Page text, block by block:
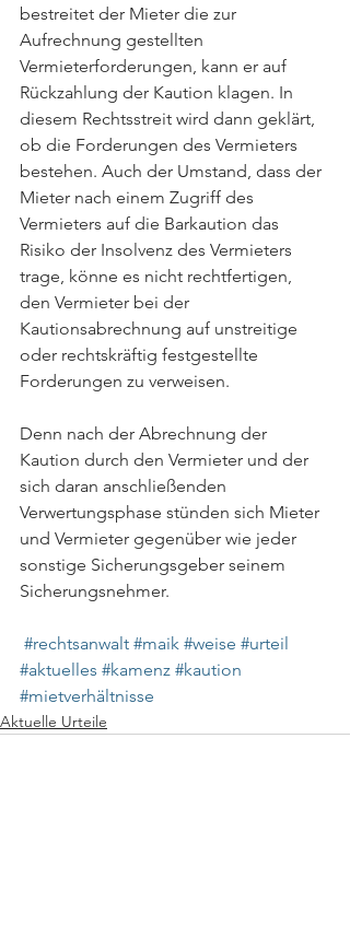
bestreitet der Mieter die zur
Aufrechnung gestellten
Vermieterforderungen, kann er auf
Rückzahlung der Kaution klagen. In
diesem Rechtsstreit wird dann geklärt,
ob die Forderungen des Vermieters
bestehen. Auch der Umstand, dass der
Mieter nach einem Zugriff des
Vermieters auf die Barkaution das
Risiko der Insolvenz des Vermieters
trage, könne es nicht rechtfertigen,
den Vermieter bei der
Kautionsabrechnung auf unstreitige
oder rechtskräftig festgestellte
Forderungen zu verweisen.
Denn nach der Abrechnung der
Kaution durch den Vermieter und der
sich daran anschließenden
Verwertungsphase stünden sich Mieter
und Vermieter gegenüber wie jeder
sonstige Sicherungsgeber seinem
Sicherungsnehmer.
#rechtsanwalt #maik #weise #urteil
#aktuelles #kamenz #kaution
#mietverhältnisse
Aktuelle Urteile